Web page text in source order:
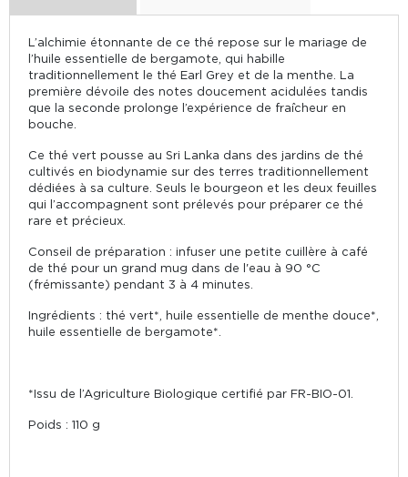
L’alchimie étonnante de ce thé repose sur le mariage de
l’huile essentielle de bergamote, qui habille
traditionnellement le thé Earl Grey et de la menthe. La
première dévoile des notes doucement acidulées tandis
que la seconde prolonge l’expérience de fraîcheur en
bouche.
Ce thé vert pousse au Sri Lanka dans des jardins de thé
cultivés en biodynamie sur des terres traditionnellement
dédiées à sa culture. Seuls le bourgeon et les deux feuilles
qui l’accompagnent sont prélevés pour préparer ce thé
rare et précieux.
Conseil de préparation : infuser une petite cuillère à café
de thé pour un grand mug dans de l'eau à 90 °C
(frémissante) pendant 3 à 4 minutes.
Ingrédients : thé vert*, huile essentielle de menthe douce*,
huile essentielle de bergamote*.
*Issu de l’Agriculture Biologique certifié par FR-BIO-01.
Poids : 110 g